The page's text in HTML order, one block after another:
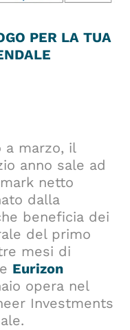
PER LA TUA
a marzo, il
anno sale ad
netto
dalla
beneficia dei
del primo
mesi di
Eurizon
opera nel
Investments